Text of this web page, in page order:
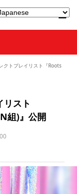
クトプレイリスト『Roots
リスト
組)』公開